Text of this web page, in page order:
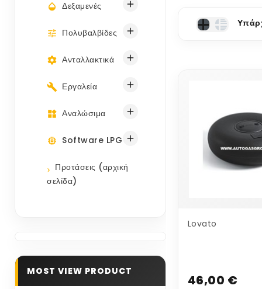
Δεξαμενές 
Πολυβαλβίδες 
Ανταλλακτικά 
Εργαλεία 
Αναλώσιμα 
Software LPG 
Προτάσεις (αρχική
σελίδα)
MOST VIEW PRODUCT
Lovato
46,00 €